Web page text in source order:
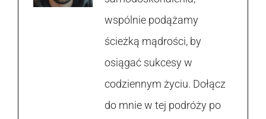
wspólnie podążamy
ścieżką mądrości, by
osiągać sukcesy w
codziennym życiu. Dołącz
do mnie w tej podróży po